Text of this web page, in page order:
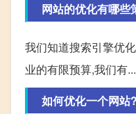
网站的优化有哪些
我们知道搜索引擎优
业的有限预算,我们有...
如何优化一个网站